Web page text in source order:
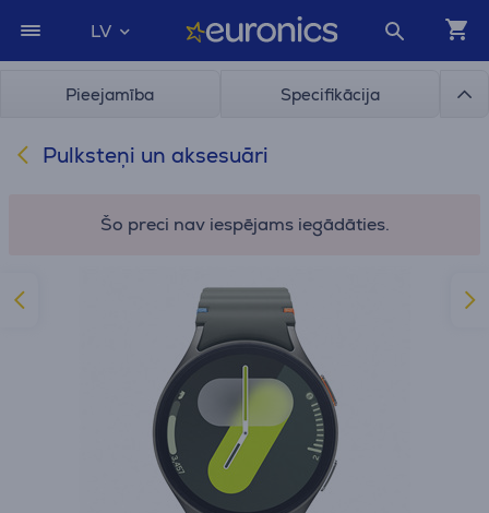
LV
Pieejamība Specifikācija
Pulksteņi un aksesuāri
Šo preci nav iespējams iegādāties.